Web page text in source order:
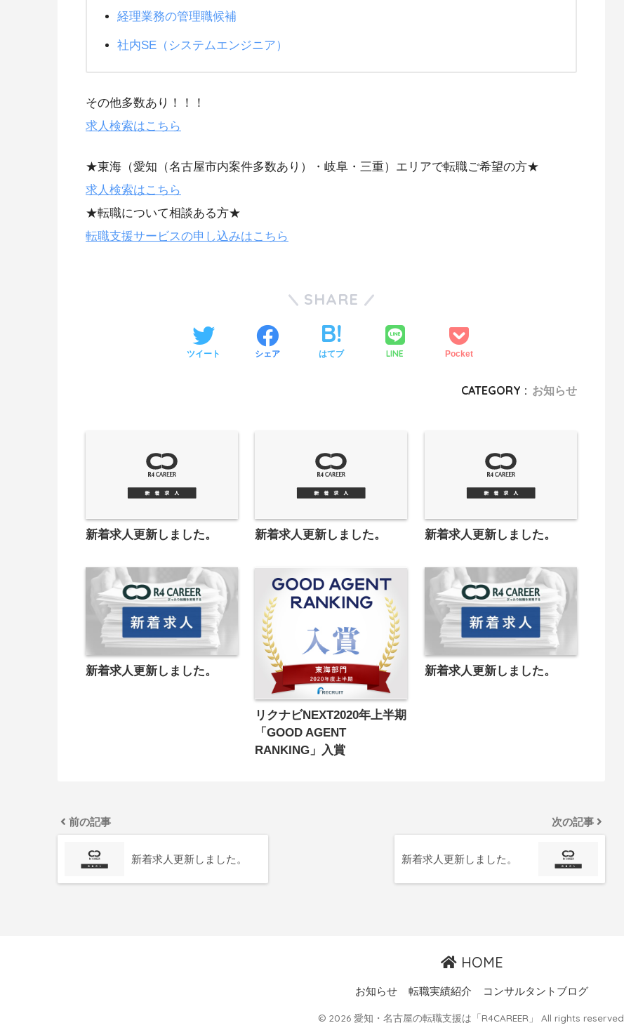
経理業務の管理職候補
社内SE（システムエンジニア）
その他多数あり！！！
求人検索はこちら
★東海（愛知（名古屋市内案件多数あり）・岐阜・三重）エリアで転職ご希望の方★
求人検索はこちら
★転職について相談ある方★
転職支援サービスの申し込みはこちら
SHARE
ツイート シェア はてブ LINE Pocket
CATEGORY : お知らせ
新着求人更新しました。 新着求人更新しました。 新着求人更新しました。
新着求人更新しました。
リクナビNEXT2020年上半期
「GOOD AGENT
RANKING」入賞
新着求人更新しました。
前の記事
新着求人更新しました。
次の記事
新着求人更新しました。
HOME
お知らせ 転職実績紹介 コンサルタントブログ
© 2026 愛知・名古屋の転職支援は「R4CAREER」 All rights reserved.